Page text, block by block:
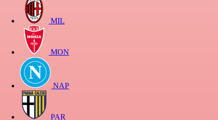
MIL
MON
NAP
PAR